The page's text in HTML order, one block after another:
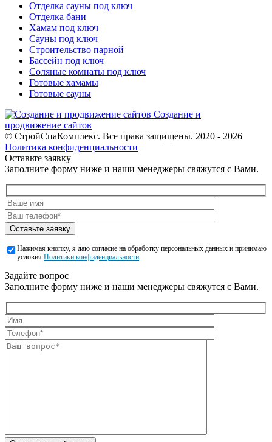
Отделка сауны под ключ
Отделка бани
Хамам под ключ
Сауны под ключ
Строительство парной
Бассейн под ключ
Соляные комнаты под ключ
Готовые хамамы
Готовые сауны
Создание и
продвижение сайтов
© СтройСпаКомплекс. Все права защищены. 2020 - 2026
Политика конфиденциальности
Оставьте заявку
Заполните форму ниже и наши менеджеры свяжутся с Вами.
Оставьте заявку
Нажимая кнопку, я даю согласие на обработку персональных данных и принимаю
условия Политики конфиденциальности
Задайте вопрос
Заполните форму ниже и наши менеджеры свяжутся с Вами.